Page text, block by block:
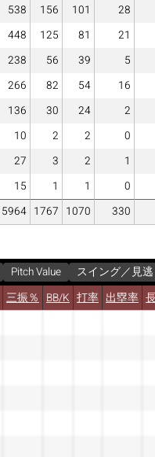
538 156 101
28
448 125 81
21
238 56 39
5
266 82 54
16
136 30 24
2
10 2 2
0
27 3 2
1
15 1 1
0
5964 1767 1070 330
Pitch Value
スイング／見
三振％ BB/K 打率 出塁率